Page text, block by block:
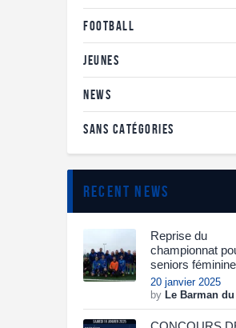
FOOTBALL
JEUNES
NEWS
SANS CATÉGORIES
recent news
Reprise du
championnat
seniors
20 janvier 2025
by Le Barman du